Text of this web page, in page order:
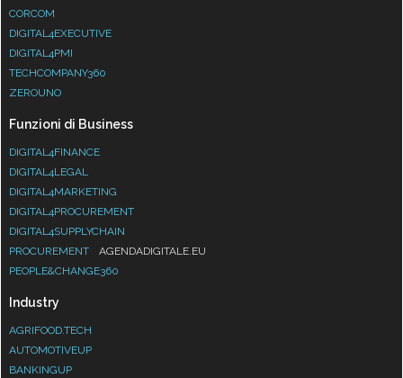
CORCOM
DIGITAL4EXECUTIVE
DIGITAL4PMI
TECHCOMPANY360
ZEROUNO
Funzioni di Business
DIGITAL4FINANCE
DIGITAL4LEGAL
DIGITAL4MARKETING
DIGITAL4PROCUREMENT
DIGITAL4SUPPLYCHAIN
PROCUREMENT
AGENDADIGITALE.EU
PEOPLE&CHANGE360
Industry
AGRIFOOD.TECH
AUTOMOTIVEUP
BANKINGUP